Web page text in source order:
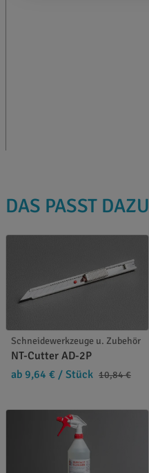
DAS PASST DAZU
Schneidewerkzeuge u. Zubehör
NT-Cutter AD-2P
ab 9,64 € / Stück 10,84 €